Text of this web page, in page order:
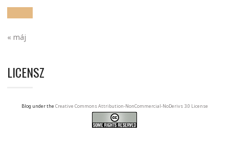
« máj
LICENSZ
Blog under the Creative Commons Attribution-NonCommercial-NoDerivs 3.0 License